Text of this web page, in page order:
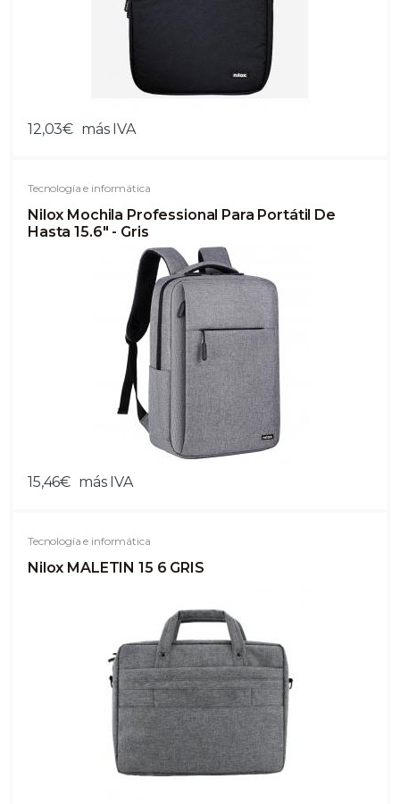
12,03€ más IVA
Tecnología e informática
Nilox Mochila Professional Para Portátil De
Hasta 15.6" - Gris
15,46€ más IVA
Tecnología e informática
Nilox MALETIN 15 6 GRIS